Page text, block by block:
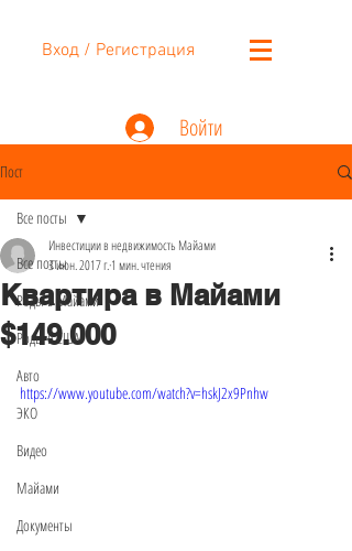
Вход / Регистрация
Войти
Пост
Все посты
Роды в Майами
Роды в США
Авто
ЭКО
Видео
Майами
Документы
Все посты
Квартира в Майами
$149.000
Инвестиции в недвижимость Майами
3 июн. 2017 г.1 мин. чтения
https://www.youtube.com/watch?v=hskJ2x9Pnhw